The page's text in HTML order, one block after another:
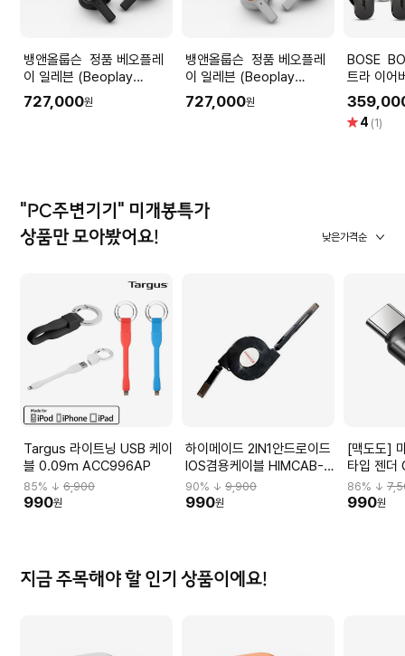
뱅앤올룹슨 정품 베오플레
이 일레븐 (Beoplay
Eleven) Natural 노이즈 캔
슬링 무선 이어폰
727,000원
뱅앤올룹슨 정품 베오플레
이 일레븐 (Beoplay
Eleven) Copper 노이즈 캔
슬링 무선 이어폰
727,000원
BOSE BOSE 보스 QC 울
트라 이어
트스모크,
별 4 (1)
"PC주변기기" 미개봉특가
상품만 모아봤어요!
낮은가격순
Targus 라이트닝 USB 케이
블 0.09m ACC996AP
85% ↓ 6,900
990원
하이메이드 2IN1안드로이드
IOS겸용케이블 HIMCAB-
H001
90% ↓9,900
990원
[맥도도]
타입 젠
86% ↓
990원
지금 주목해야 할 인기 상품이에요!